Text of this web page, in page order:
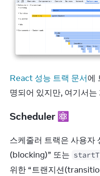
React 성능 트랙 문서에
명되어 있지만, 여기서
Scheduler ⚛
스케줄러 트랙은 사용자
(blocking)” 또는
위한 “트랜지션